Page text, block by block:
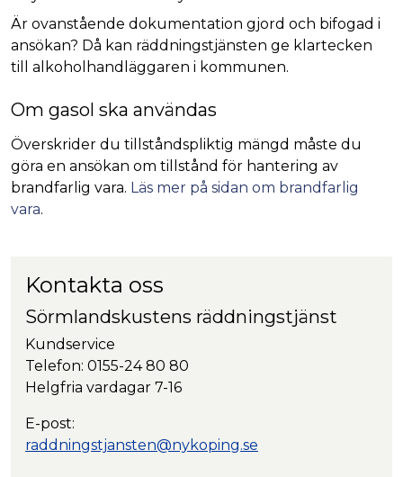
Är ovanstående dokumentation gjord och bifogad i
ansökan? Då kan räddningstjänsten ge klartecken
till alkoholhandläggaren i kommunen.
Om gasol ska användas
Överskrider du tillståndspliktig mängd måste du
göra en ansökan om tillstånd för hantering av
brandfarlig vara. Läs mer på sidan om brandfarlig
vara.
Kontakta oss
Sörmlandskustens räddningstjänst
Kundservice
Telefon: 0155-24 80 80
Helgfria vardagar 7-16
E-post:
raddningstjansten@nykoping.se